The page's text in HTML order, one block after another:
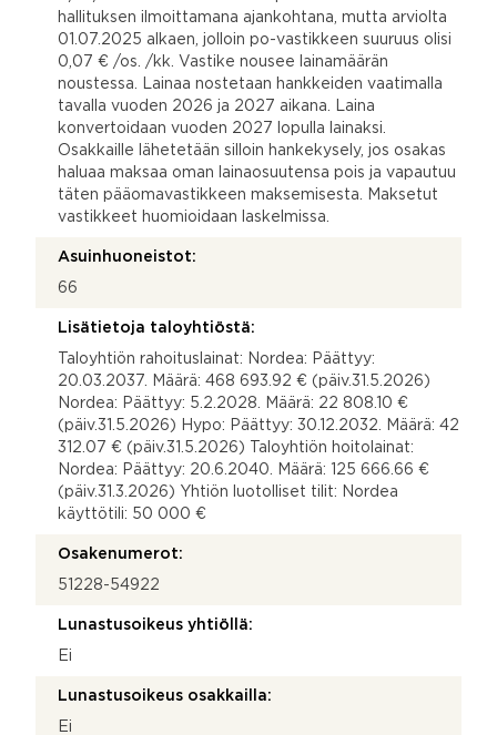
hallituksen ilmoittamana ajankohtana, mutta arviolta
01.07.2025 alkaen, jolloin po-vastikkeen suuruus olisi
0,07 € /os. /kk. Vastike nousee lainamäärän
noustessa. Lainaa nostetaan hankkeiden vaatimalla
tavalla vuoden 2026 ja 2027 aikana. Laina
konvertoidaan vuoden 2027 lopulla lainaksi.
Osakkaille lähetetään silloin hankekysely, jos osakas
haluaa maksaa oman lainaosuutensa pois ja vapautuu
täten pääomavastikkeen maksemisesta. Maksetut
vastikkeet huomioidaan laskelmissa.
Asuinhuoneistot:
66
Lisätietoja taloyhtiöstä:
Taloyhtiön rahoituslainat: Nordea: Päättyy:
20.03.2037. Määrä: 468 693.92 € (päiv.31.5.2026)
Nordea: Päättyy: 5.2.2028. Määrä: 22 808.10 €
(päiv.31.5.2026) Hypo: Päättyy: 30.12.2032. Määrä: 42
312.07 € (päiv.31.5.2026) Taloyhtiön hoitolainat:
Nordea: Päättyy: 20.6.2040. Määrä: 125 666.66 €
(päiv.31.3.2026) Yhtiön luotolliset tilit: Nordea
käyttötili: 50 000 €
Osakenumerot:
51228-54922
Lunastusoikeus yhtiöllä:
Ei
Lunastusoikeus osakkailla:
Ei